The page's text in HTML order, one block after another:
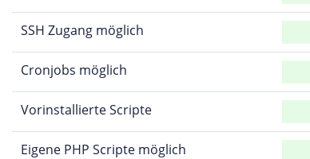
SSH Zugang möglich
Cronjobs möglich
Vorinstallierte Scripte
Eigene PHP Scripte möglich